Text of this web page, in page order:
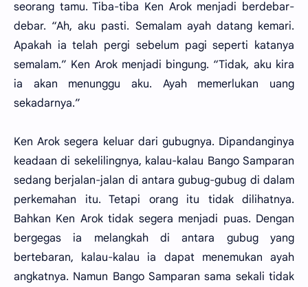
seorang tamu. Tiba-tiba Ken Arok menjadi berdebar-
debar. “Ah, aku pasti. Semalam ayah datang kemari.
Apakah ia telah pergi sebelum pagi seperti katanya
semalam.” Ken Arok menjadi bingung. “Tidak, aku kira
ia akan menunggu aku. Ayah memerlukan uang
sekadarnya.”
Ken Arok segera keluar dari gubugnya. Dipandanginya
keadaan di sekelilingnya, kalau-kalau Bango Samparan
sedang berjalan-jalan di antara gubug-gubug di dalam
perkemahan itu. Tetapi orang itu tidak dilihatnya.
Bahkan Ken Arok tidak segera menjadi puas. Dengan
bergegas ia melangkah di antara gubug yang
bertebaran, kalau-kalau ia dapat menemukan ayah
angkatnya. Namun Bango Samparan sama sekali tidak